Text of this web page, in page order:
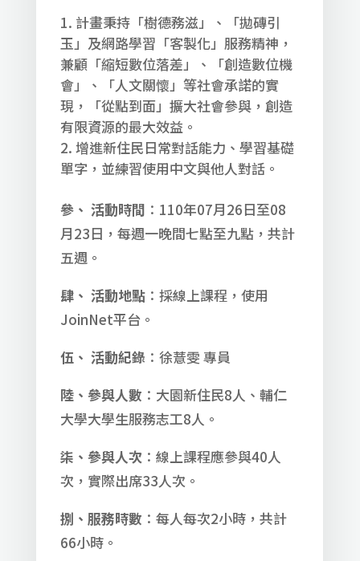
計畫秉持「樹德務滋」、「拋磚引
玉」及網路學習「客製化」服務精神，
兼顧「縮短數位落差」、「創造數位機
會」、「人文關懷」等社會承諾的實
現，「從點到面」擴大社會參與，創造
有限資源的最大效益。
增進新住民日常對話能力、學習基礎
單字，並練習使用中文與他人對話。
參、 活動時間 ：110年07月26日至08
月23日，每週一晚間七點至九點，共計
五週。
肆、 活動地點：採線上課程，使用
JoinNet平台。
伍、 活動紀錄 ：徐薏雯 專員
陸、參與人數 ：大園新住民8人、輔仁
大學大學生服務志工8人。
柒、參與人次：線上課程應參與40人
次，實際出席33人次。
捌、服務時數 ：每人每次2小時，共計
66小時。